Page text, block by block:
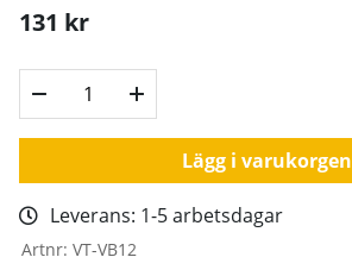
131 kr
Lägg i varukorgen
Leverans: 1-5 arbetsdagar
Artnr: VT-VB12